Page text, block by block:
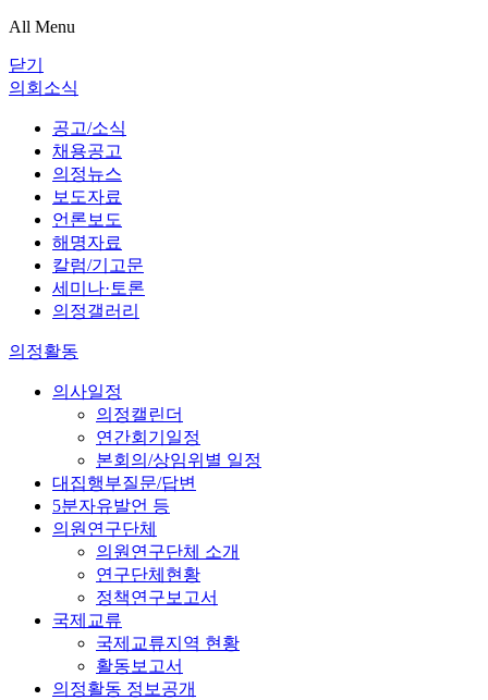
All Menu
닫기
의회소식
공고/소식
채용공고
의정뉴스
보도자료
언론보도
해명자료
칼럼/기고문
세미나·토론
의정갤러리
의정활동
의사일정
의정캘린더
연간회기일정
본회의/상임위별 일정
대집행부질문/답변
5분자유발언 등
의원연구단체
의원연구단체 소개
연구단체현황
정책연구보고서
국제교류
국제교류지역 현황
활동보고서
의정활동 정보공개